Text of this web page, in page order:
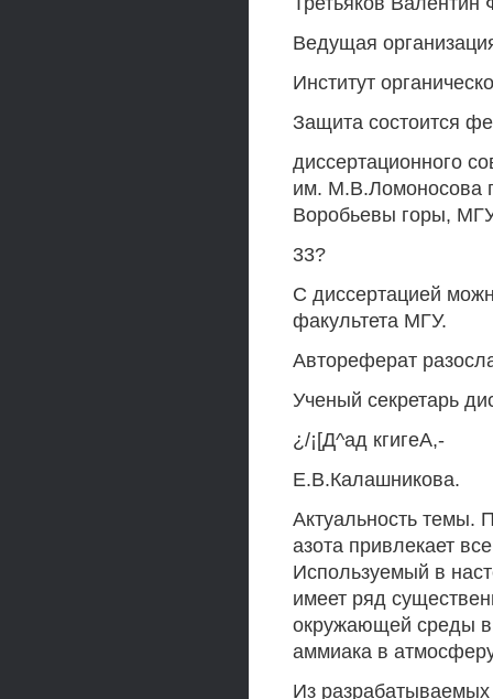
Ведущая
Институт
Защита состоится
диссертационного
им. М.В.Ломоносова
Воробьевы горы,
33?
С диссертацией
факультета МГУ.
Автореферат
Ученый секретарь
¿/¡[Д^ад кгигеА,-
Е.В.Калашникова.
Актуальность темы.
азота привлекает
Используемый в
имеет ряд
окружающей среды в
аммиака в
Из